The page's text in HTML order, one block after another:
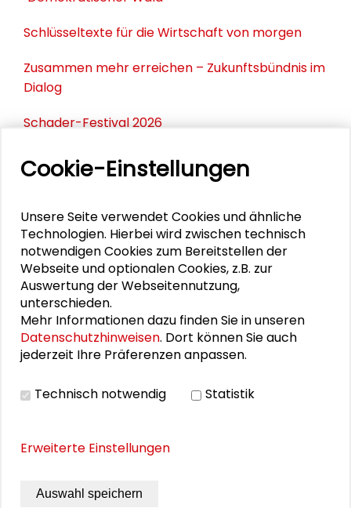
Schlüsseltexte für die Wirtschaft von morgen
Zusammen mehr erreichen – Zukunftsbündnis im
Dialog
Schader-Festival 2026
25. Runder Tisch Wissenschaftsstadt Darmstadt
PERSONEN IM KONTEXT
Ute Ritschel
DOWNLOADS
Waldkunstkonferenz
Bildergalerie
Cookie-Einstellungen
Unsere Seite verwendet Cookies und ähnliche
Technologien. Hierbei wird zwischen technisch
notwendigen Cookies zum Bereitstellen der
Webseite und optionalen Cookies, z.B. zur
Auswertung der Webseitennutzung,
unterschieden.
Mehr Informationen dazu finden Sie in unseren
Datenschutzhinweisen. Dort können Sie auch
jederzeit Ihre Präferenzen anpassen.
Technisch notwendig Statistik
Erweiterte Einstellungen
Auswahl speichern